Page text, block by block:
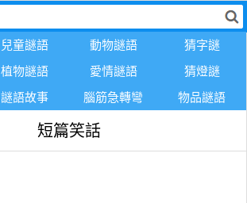
兒童謎語 動物謎語
猜字謎
植物謎語 愛情謎語
猜燈謎
謎語故事 腦筋急轉彎 物品謎語
短篇笑話